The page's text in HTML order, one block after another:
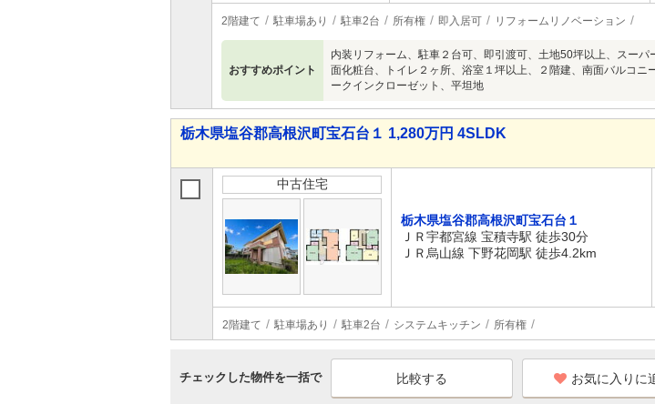
2階建て 駐車場あり 駐車2台 所有権 即入居可 リフォームリノベーション
おすすめポイント
内装リフォーム、駐車２台可、即引渡可、土地50坪以上、スー
面化粧台、トイレ２ヶ所、浴室１坪以上、２階建、南面バルコ
ークインクローゼット、平坦地
栃木県塩谷郡高根沢町宝石台１ 1,280万円 4SLDK
中古住宅
栃木県塩谷郡高根沢町宝石台１
ＪＲ宇都宮線 宝積寺駅 徒歩30分
ＪＲ烏山線 下野花岡駅 徒歩4.2km
2階建て 駐車場あり 駐車2台 システムキッチン 所有権
チェックした物件を一括で お気に入りに